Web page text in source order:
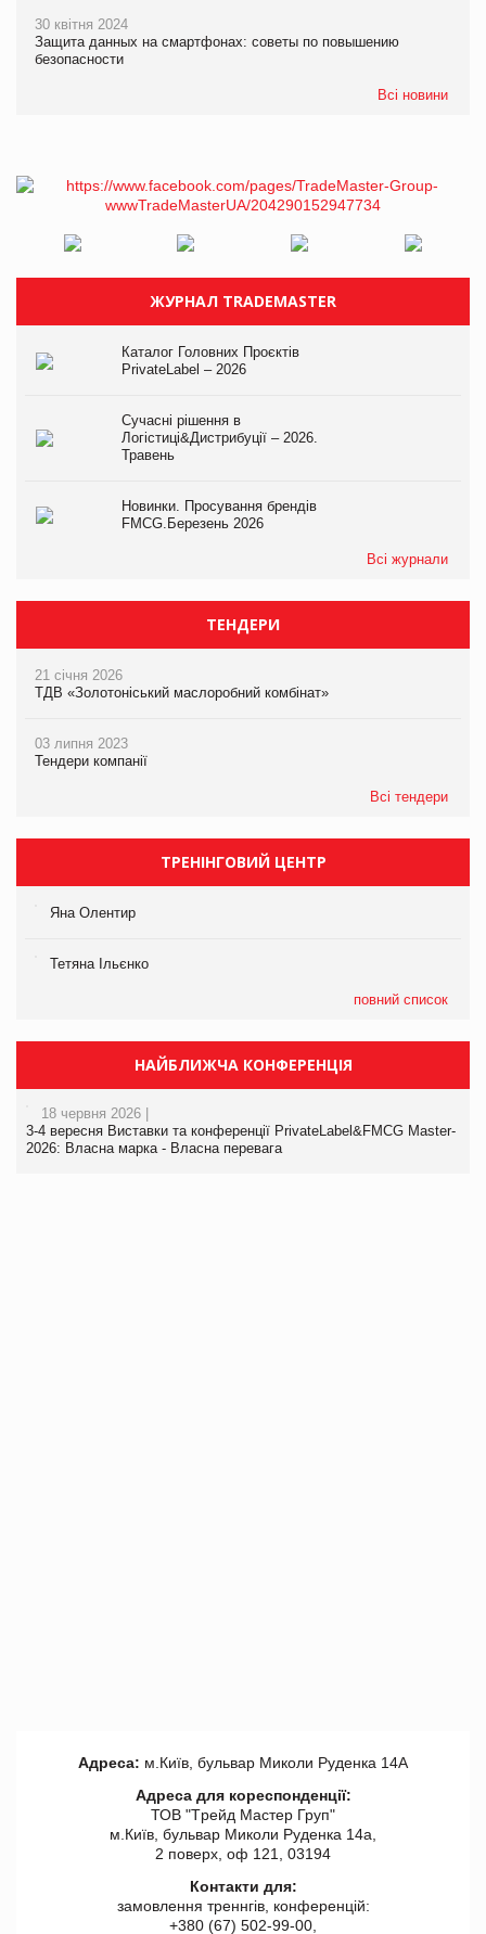
30 квітня 2024
Защита данных на смартфонах: советы по повышению
безопасности
Всі новини
ЖУРНАЛ TRADEMASTER
Каталог Головних Проєктів
PrivateLabel – 2026
Сучасні рішення в
Логістиці&Дистрибуції – 2026.
Травень
Новинки. Просування брендів
FMCG.Березень 2026
Всі журнали
ТЕНДЕРИ
21 січня 2026
ТДВ «Золотоніський маслоробний комбінат»
03 липня 2023
Тендери компанії
Всі тендери
ТРЕНІНГОВИЙ ЦЕНТР
Яна Олентир
Тетяна Ільєнко
повний список
НАЙБЛИЖЧА КОНФЕРЕНЦІЯ
18 червня 2026 |
3-4 вересня Виставки та конференції PrivateLabel&FMCG Master-
2026: Власна марка - Власна перевага
Адреса: м.Київ, бульвар Миколи Руденка 14А
Адреса для кореспонденції:
ТОВ "Tрейд Мастер Груп"
м.Київ, бульвар Миколи Руденка 14а,
2 поверх, оф 121, 03194
Контакти для:
замовлення треннгів, конференцій:
+380 (67) 502-99-00,